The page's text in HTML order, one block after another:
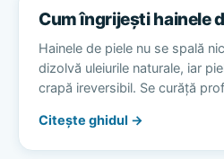
Cum îngrijești hainele
Hainele de piele nu se spală
dizolvă uleiurile naturale, iar
crapă ireversibil. Se curăță
Citește ghidul →